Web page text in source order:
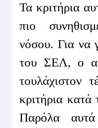
Τα κριτήρια
πιο
νόσου. Για να
του ΣΕΛ, ο
τουλάχιστον
κριτήρια κατά
Παρόλα αυτά